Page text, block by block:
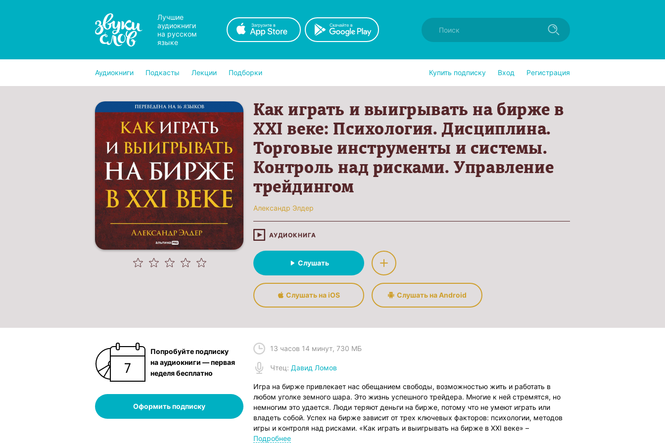
Лучшие
аудиокниги
на русском
языке
Аудиокниги Подкасты Лекции Подборки Купить подписку Вход Регистрация
Как играть и выигрывать на бирже в
XXI веке: Психология. Дисциплина.
Торговые инструменты и системы.
Контроль над рисками. Управление
трейдингом
Александр Элдер
АУДИОКНИГА
Слушать
Слушать на iOS Слушать на Android
Попробуйте подписку
на аудиокниги — первая
неделя бесплатно
Оформить подписку
13 часов 14 минут, 730 МБ
Чтец: Давид Ломов
Игра на бирже привлекает нас обещанием свободы, возможностью жить и работать в
любом уголке земного шара. Это жизнь успешного трейдера. Многие к ней стремятся, но
немногим это удается. Люди теряют деньги на бирже, потому что не умеют играть или
владеть собой. Успех на бирже зависит от трех ключевых факторов: психологии, методов
игры и контроля над рисками. «Как играть и выигрывать на бирже в XXI веке» –
единственная книга, которая освещает все три необходимых компонента успеха. Книга
Подробнее